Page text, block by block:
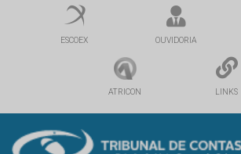
ESCOEX OUVIDORIA
ATRICON LINKS